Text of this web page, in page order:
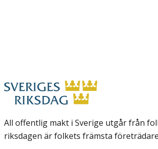
All offentlig makt i Sverige utgår från
riksdagen är folkets främsta